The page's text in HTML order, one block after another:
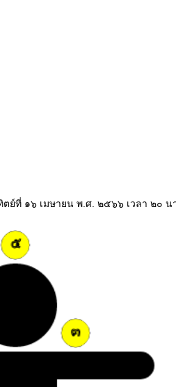
ที่ ๑๖ เมษายน พ.ศ. ๒๕๖๖ เวลา ๒๐